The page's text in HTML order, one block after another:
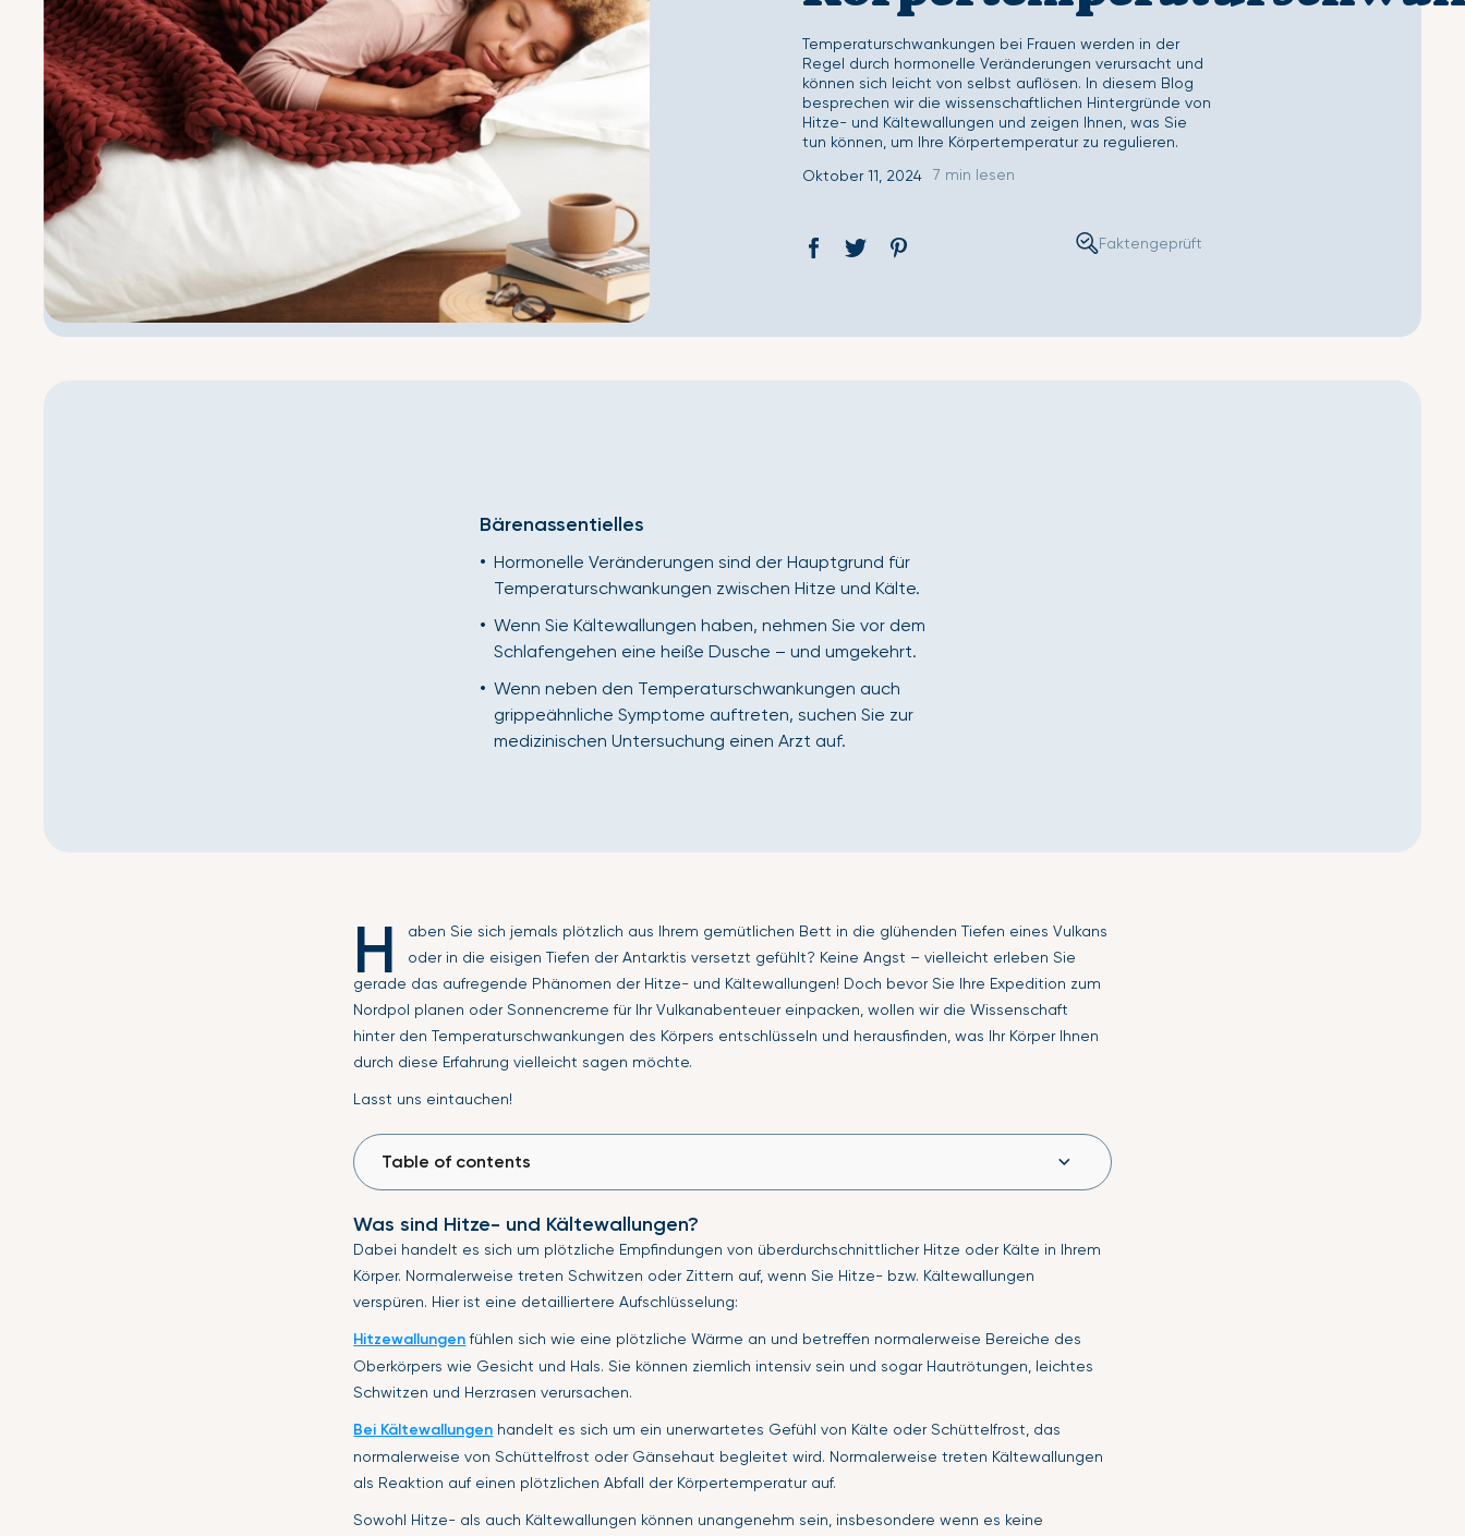
Second Skin Deckenbezug-Set Second Skin Spannbettlaken Second Skin Kissenbezug
Temperaturschwankungen bei Frauen werden in der
Regel durch hormonelle Veränderungen verursacht und
können sich leicht von selbst auflösen. In diesem Blog
besprechen wir die wissenschaftlichen Hintergründe von
Hitze- und Kältewallungen und zeigen Ihnen, was Sie
tun können, um Ihre Körpertemperatur zu regulieren.
Oktober 11, 2024
7 min lesen
Auf
Öffnet
Tweet
Öffnet
Faktengeprüft
Bärenassentielles
Hormonelle Veränderungen sind der Hauptgrund für
Temperaturschwankungen zwischen Hitze und Kälte.
Wenn Sie Kältewallungen haben, nehmen Sie vor dem
Schlafengehen eine heiße Dusche – und umgekehrt.
Wenn neben den Temperaturschwankungen auch
grippeähnliche Symptome auftreten, suchen Sie zur
medizinischen Untersuchung einen Arzt auf.
H
aben Sie sich jemals plötzlich aus Ihrem gemütlichen Bett in die glühenden Tiefen eines Vulkans
oder in die eisigen Tiefen der Antarktis versetzt gefühlt? Keine Angst – vielleicht erleben Sie
gerade das aufregende Phänomen der Hitze- und Kältewallungen! Doch bevor Sie Ihre Expedition zum
Nordpol planen oder Sonnencreme für Ihr Vulkanabenteuer einpacken, wollen wir die Wissenschaft
hinter den Temperaturschwankungen des Körpers entschlüsseln und herausfinden, was Ihr Körper Ihnen
durch diese Erfahrung vielleicht sagen möchte.
Lasst uns eintauchen!
Table of contents
Was sind Hitze- und Kältewallungen?
Dabei handelt es sich um plötzliche Empfindungen von überdurchschnittlicher Hitze oder Kälte in Ihrem
Körper. Normalerweise treten Schwitzen oder Zittern auf, wenn Sie Hitze- bzw. Kältewallungen
verspüren. Hier ist eine detailliertere Aufschlüsselung:
Hitzewallungenfühlen sich wie eine plötzliche Wärme an und betreffen normalerweise Bereiche des
Oberkörpers wie Gesicht und Hals. Sie können ziemlich intensiv sein und sogar Hautrötungen, leichtes
Schwitzen und Herzrasen verursachen.
Bei Kältewallungen handelt es sich um ein unerwartetes Gefühl von Kälte oder Schüttelfrost, das
normalerweise von Schüttelfrost oder Gänsehaut begleitet wird. Normalerweise treten Kältewallungen
als Reaktion auf einen plötzlichen Abfall der Körpertemperatur auf.
Sowohl Hitze- als auch Kältewallungen können unangenehm sein, insbesondere wenn es keine